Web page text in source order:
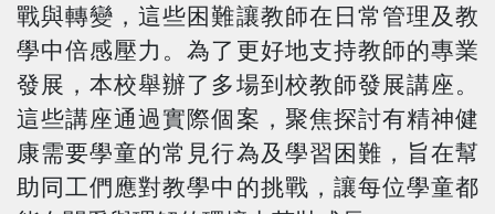
戰與轉變，這些困難讓教師在日常管理及教
學中倍感壓力。為了更好地支持教師的專業
發展，本校舉辦了多場到校教師發展講座。
這些講座通過實際個案，聚焦探討有精神健
康需要學童的常見行為及學習困難，旨在幫
助同工們應對教學中的挑戰，讓每位學童都